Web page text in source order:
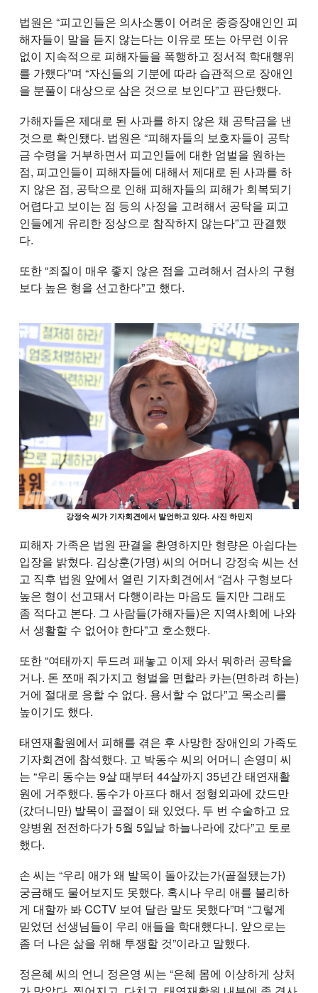
법원은 “피고인들은 의사소통이 어려운 중증장애인인 피
해자들이 말을 듣지 않는다는 이유로 또는 아무런 이유
없이 지속적으로 피해자들을 폭행하고 정서적 학대행위
를 가했다”며 “자신들의 기분에 따라 습관적으로 장애인
을 분풀이 대상으로 삼은 것으로 보인다”고 판단했다.
가해자들은 제대로 된 사과를 하지 않은 채 공탁금을 낸
것으로 확인됐다. 법원은 “피해자들의 보호자들이 공탁
금 수령을 거부하면서 피고인들에 대한 엄벌을 원하는
점, 피고인들이 피해자들에 대해서 제대로 된 사과를 하
지 않은 점, 공탁으로 인해 피해자들의 피해가 회복되기
어렵다고 보이는 점 등의 사정을 고려해서 공탁을 피고
인들에게 유리한 정상으로 참작하지 않는다”고 판결했
다.
또한 “죄질이 매우 좋지 않은 점을 고려해서 검사의 구형
보다 높은 형을 선고한다”고 했다.
강정숙 씨가 기자회견에서 발언하고 있다. 사진 하민지
피해자 가족은 법원 판결을 환영하지만 형량은 아쉽다는
입장을 밝혔다. 김상훈(가명) 씨의 어머니 강정숙 씨는 선
고 직후 법원 앞에서 열린 기자회견에서 “검사 구형보다
높은 형이 선고돼서 다행이라는 마음도 들지만 그래도
좀 적다고 본다. 그 사람들(가해자들)은 지역사회에 나와
서 생활할 수 없어야 한다”고 호소했다.
또한 “여태까지 두드려 패놓고 이제 와서 뭐하러 공탁을
거나. 돈 쪼매 줘가지고 형벌을 면할라 카는(면하려 하는)
거에 절대로 응할 수 없다. 용서할 수 없다”고 목소리를
높이기도 했다.
태연재활원에서 피해를 겪은 후 사망한 장애인의 가족도
기자회견에 참석했다. 고 박동수 씨의 어머니 손영미 씨
는 “우리 동수는 9살 때부터 44살까지 35년간 태연재활
원에 거주했다. 동수가 아프다 해서 정형외과에 갔드만
(갔더니만) 발목이 골절이 돼 있었다. 두 번 수술하고 요
양병원 전전하다가 5월 5일날 하늘나라에 갔다”고 토로
했다.
손 씨는 “우리 애가 왜 발목이 돌아갔는가(골절됐는가)
궁금해도 물어보지도 못했다. 혹시나 우리 애를 불리하
게 대할까 봐 CCTV 보여 달란 말도 못했다”며 “그렇게
믿었던 선생님들이 우리 애들을 학대했다니. 앞으로는
좀 더 나은 삶을 위해 투쟁할 것”이라고 말했다.
정은혜 씨의 언니 정은영 씨는 “은혜 몸에 이상하게 상처